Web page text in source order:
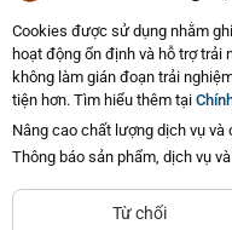
Cookies được sử dụng nhằm
hoạt động ổn định và hỗ trợ
không làm gián đoạn trải
tiện hơn. Tìm hiểu thêm tại
Nâng cao chất lượng dịch vụ và
Thông báo sản phẩm, dịch vụ
Từ chối
Danh mục